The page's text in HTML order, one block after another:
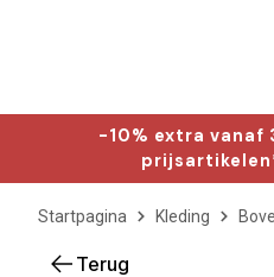
-10% extra vanaf
Startpagina Kleding
Terug